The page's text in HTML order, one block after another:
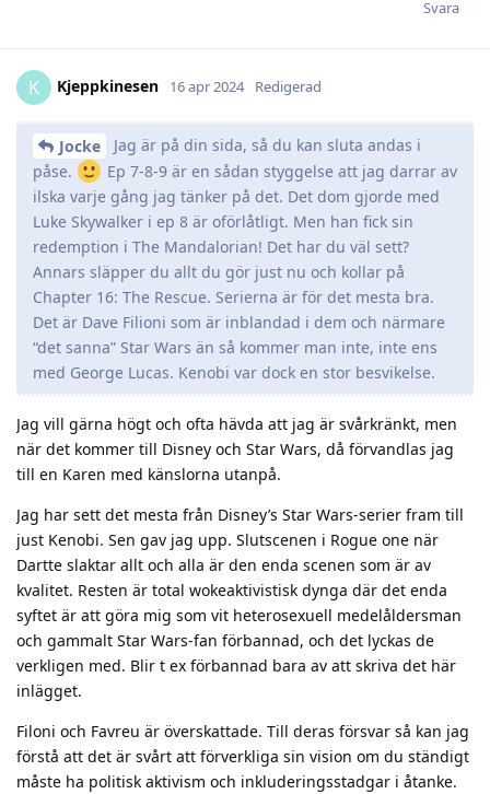
Svara
K Kjeppkinesen 16 apr 2024 Redigerad
Jocke
Jag är på din sida, så du kan sluta andas i
påse.
Ep 7-8-9 är en sådan styggelse att jag darrar av
ilska varje gång jag tänker på det. Det dom gjorde med
Luke Skywalker i ep 8 är oförlåtligt. Men han fick sin
redemption i The Mandalorian! Det har du väl sett?
Annars släpper du allt du gör just nu och kollar på
Chapter 16: The Rescue. Serierna är för det mesta bra.
Det är Dave Filioni som är inblandad i dem och närmare
“det sanna” Star Wars än så kommer man inte, inte ens
med George Lucas. Kenobi var dock en stor besvikelse.
Jag vill gärna högt och ofta hävda att jag är svårkränkt, men
när det kommer till Disney och Star Wars, då förvandlas jag
till en Karen med känslorna utanpå.
Jag har sett det mesta från Disney’s Star Wars-serier fram till
just Kenobi. Sen gav jag upp. Slutscenen i Rogue one när
Dartte slaktar allt och alla är den enda scenen som är av
kvalitet. Resten är total wokeaktivistisk dynga där det enda
syftet är att göra mig som vit heterosexuell medelåldersman
och gammalt Star Wars-fan förbannad, och det lyckas de
verkligen med. Blir t ex förbannad bara av att skriva det här
inlägget.
Filoni och Favreu är överskattade. Till deras försvar så kan jag
förstå att det är svårt att förverkliga sin vision om du ständigt
måste ha politisk aktivism och inkluderingsstadgar i åtanke.